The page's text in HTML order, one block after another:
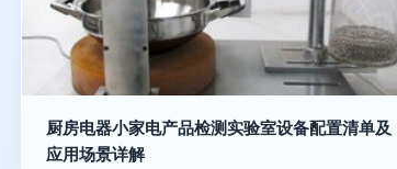
厨房电器小家电产品检测实验室设备配置清单及
应用场景详解